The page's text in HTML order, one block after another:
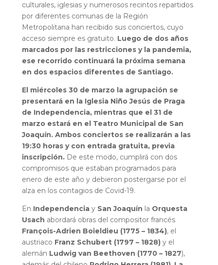
culturales, iglesias y numerosos recintos repartidos
por diferentes comunas de la Región
Metropolitana han recibido sus conciertos, cuyo
acceso siempre es gratuito. Luego de dos años
marcados por las restricciones y la pandemia,
ese recorrido continuará la próxima semana
en dos espacios diferentes de Santiago.
El miércoles 30 de marzo la agrupación se
presentará en la Iglesia Niño Jesús de Praga
de Independencia, mientras que el 31 de
marzo estará en el Teatro Municipal de San
Joaquín. Ambos conciertos se realizarán a las
19:30 horas y con entrada gratuita, previa
inscripción. De este modo, cumplirá con dos
compromisos que estaban programados para
enero de este año y debieron postergarse por el
alza en los contagios de Covid-19.
En Independencia ySan Joaquín la Orquesta
Usach abordará obras del compositor francés
François-Adrien Boieldieu (1775 – 1834), el
austriaco Franz Schubert (1797 – 1828)y el
alemán Ludwig van Beethoven (1770​ – 1827),